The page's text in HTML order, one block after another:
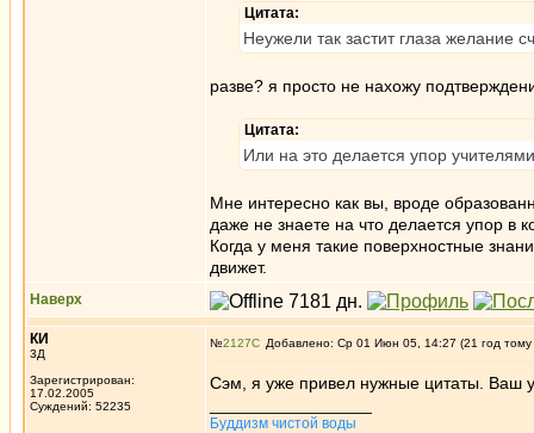
Цитата:
Неужели так застит глаза желание
разве? я просто не нахожу
Цитата:
Или на это делается упор
Мне интересно как вы, вроде
даже не знаете на что делается упор в
Когда у меня такие поверхностные
движет.
Наверх
КИ
3Д
Зарегистрирован:
17.02.2005
Суждений: 52235
№2127 Добавлено: Ср 01 Июн 05, 14:27 (21 год тому
Сэм, я уже привел нужные цитаты. Ваш
Буддизм чистой воды